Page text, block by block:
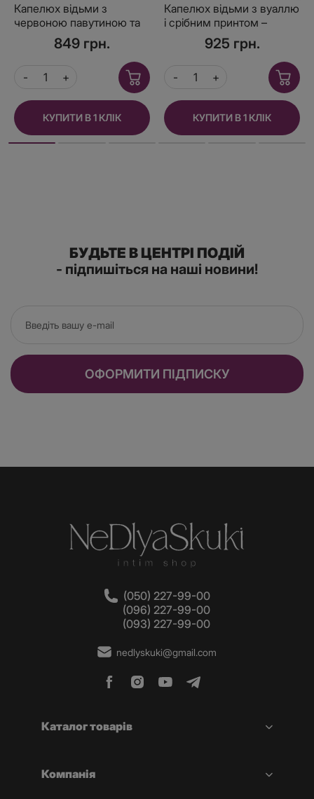
Капелюх відьми з
червоною павутиною та
бантом – яскравий
аксесуар на Геловін
849 грн.
КУПИТИ В 1 КЛІК
Капелюх відьми з вуаллю
і срібним принтом –
аксесуар на Геловін
925 грн.
КУПИТИ В 1 КЛІК
БУДЬТЕ В ЦЕНТРІ ПОДІЙ
- підпишіться на наші новини!
ОФОРМИТИ ПІДПИСКУ
(050) 227-99-00
(096) 227-99-00
(093) 227-99-00
nedlyskuki@gmail.com
Каталог товарів
Компанія